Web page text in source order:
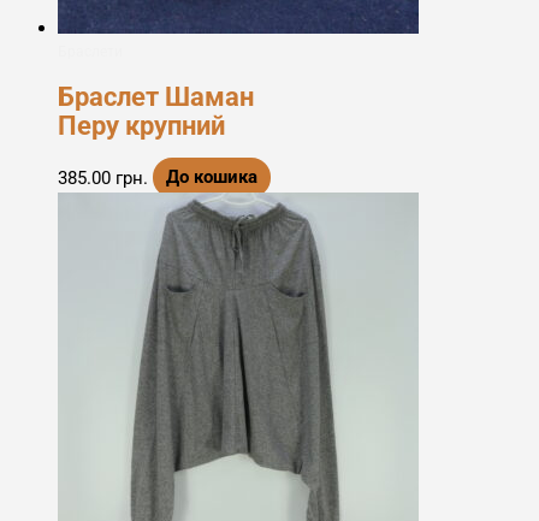
Браслет Шаман
Перу крупний
385.00 грн. До кошика